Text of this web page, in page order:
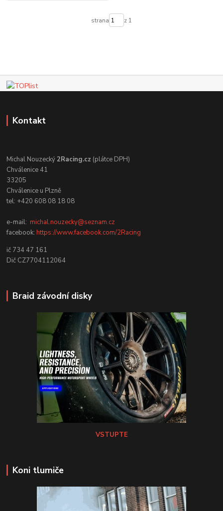
strana z 1
Kontakt
Michal Nouzecký2Racing.cz (plátce DPH)
Chválenice 41
33205
Chválenice u Plzně
tel: +420 608 08 18 08
e-mail:michal.nouzecky@seznam.cz
facebook:https://www.facebook.com/2Racing
ič 734 47 161
Dič CZ7704112064
Braid závodní disky
VSTUPTE
Koni tlumiče